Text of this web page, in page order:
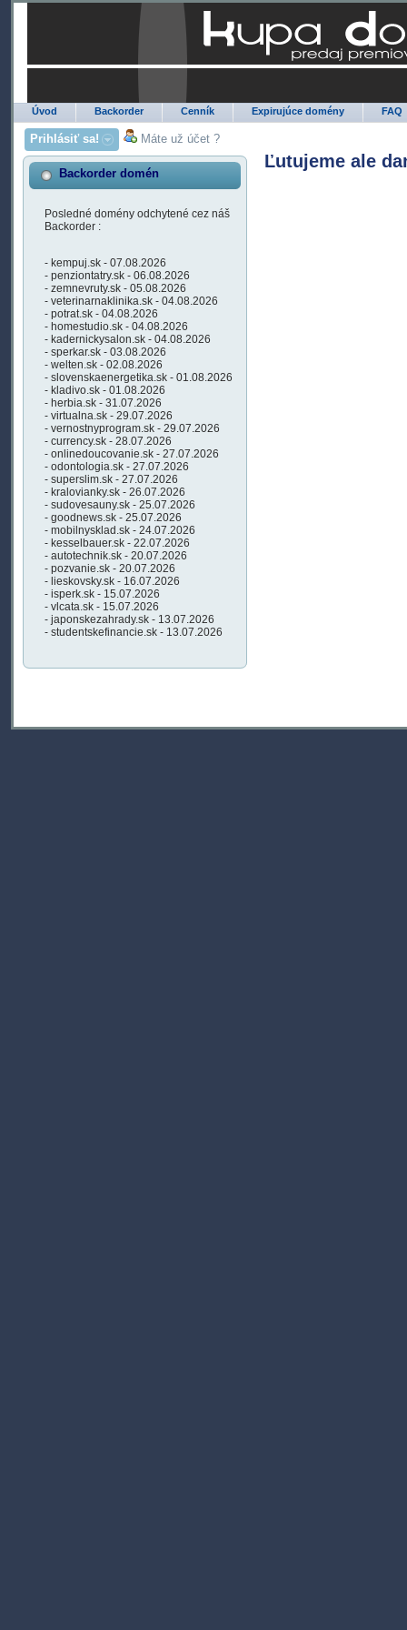
Úvod Backorder Cenník Expirujúce domény FAQ
Prihlásiť sa! Máte už účet ?
Backorder domén
Posledné domény odchytené cez náš
Backorder :
- kempuj.sk - 07.08.2026
- penziontatry.sk - 06.08.2026
- zemnevruty.sk - 05.08.2026
- veterinarnaklinika.sk - 04.08.2026
- potrat.sk - 04.08.2026
- homestudio.sk - 04.08.2026
- kadernickysalon.sk - 04.08.2026
- sperkar.sk - 03.08.2026
- welten.sk - 02.08.2026
- slovenskaenergetika.sk - 01.08.2026
- kladivo.sk - 01.08.2026
- herbia.sk - 31.07.2026
- virtualna.sk - 29.07.2026
- vernostnyprogram.sk - 29.07.2026
- currency.sk - 28.07.2026
- onlinedoucovanie.sk - 27.07.2026
- odontologia.sk - 27.07.2026
- superslim.sk - 27.07.2026
- kralovianky.sk - 26.07.2026
- sudovesauny.sk - 25.07.2026
- goodnews.sk - 25.07.2026
- mobilnysklad.sk - 24.07.2026
- kesselbauer.sk - 22.07.2026
- autotechnik.sk - 20.07.2026
- pozvanie.sk - 20.07.2026
- lieskovsky.sk - 16.07.2026
- isperk.sk - 15.07.2026
- vlcata.sk - 15.07.2026
- japonskezahrady.sk - 13.07.2026
- studentskefinancie.sk - 13.07.2026
Ľutujeme ale